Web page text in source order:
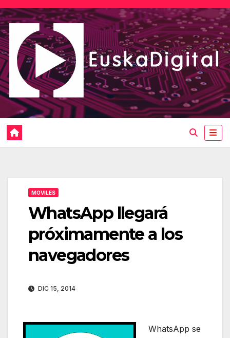
Saltar
al
contenido
MOVILES
WhatsApp llegará
próximamente a los
navegadores
DIC 15, 2014
WhatsApp se